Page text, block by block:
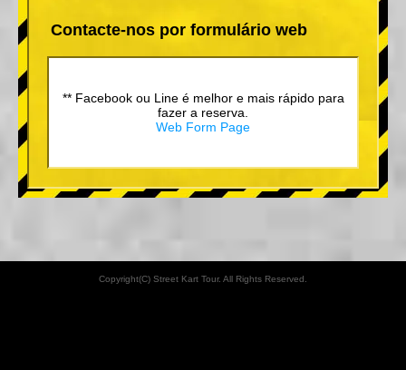
Contacte-nos por formulário web
** Facebook ou Line é melhor e mais rápido para
fazer a reserva.
Web Form Page
Copyright(C) Street Kart Tour. All Rights Reserved.